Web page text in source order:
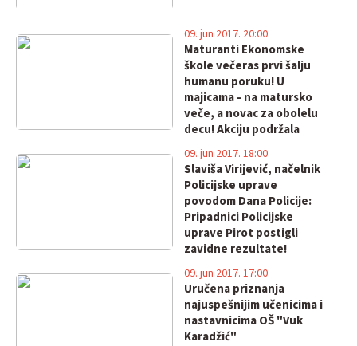
Maturanti Ekonomske
škole večeras prvi šalju
humanu poruku! U
majicama - na matursko
veče, a novac za obolelu
decu! Akciju podržala
Dobra vila!
09. jun 2017. 20:00
Slaviša Virijević, načelnik
Policijske uprave
povodom Dana Policije:
Pripadnici Policijske
uprave Pirot postigli
zavidne rezultate!
09. jun 2017. 18:00
Uručena priznanja
najuspešnijim učenicima i
nastavnicima OŠ "Vuk
Karadžić"
09. jun 2017. 17:00